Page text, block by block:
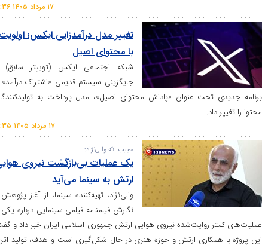
تغییر مدل درآمدزایی ایکس؛ اولویت
با محتوای اصیل
شبکه اجتماعی ایکس (توییتر سابق) با
جایگزینی سیستم قدیمی «اشتراک درآمد» با
عنوان «پاداش محتوای اصیل»، مدل پرداخت به تولیدکنندگان
حبیب الله والی‌نژاد:
یک عملیات بی‌بازگشت نیروی هوایی
ارتش به سینما می‌آید
والی‌نژاد، تهیه‌کننده سینما، از آغاز پژوهش و
نگارش فیلمنامه فیلمی سینمایی درباره یکی از
روایت‌شده نیروی هوایی ارتش جمهوری اسلامی ایران خبر داد و گفت:
ارتش و حوزه هنری در حال شکل‌گیری است و هدف، تولید اثری